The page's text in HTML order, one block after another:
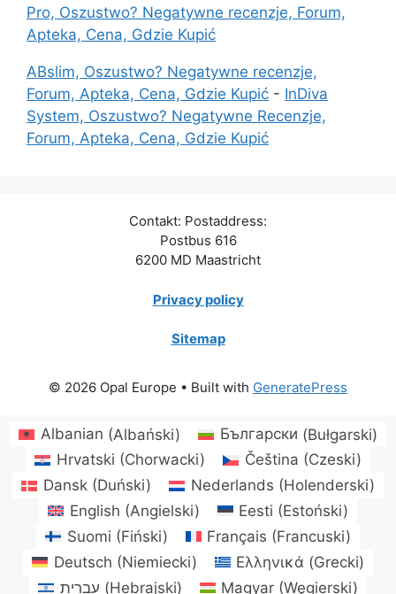
Pro, Oszustwo? Negatywne recenzje, Forum,
Apteka, Cena, Gdzie Kupić
ABslim, Oszustwo? Negatywne recenzje,
Forum, Apteka, Cena, Gdzie Kupić - InDiva
System, Oszustwo? Negatywne Recenzje,
Forum, Apteka, Cena, Gdzie Kupić
Contakt: Postaddress:
Postbus 616
6200 MD Maastricht
Privacy policy
Sitemap
© 2026 Opal Europe • Built with GeneratePress
Albanian (Albański) Български (Bułgarski)
Hrvatski (Chorwacki) Čeština (Czeski)
Dansk (Duński) Nederlands (Holenderski)
English (Angielski) Eesti (Estoński)
Suomi (Fiński) Français (Francuski)
Deutsch (Niemiecki) Ελληνικά (Grecki)
עברית (Hebrajski) Magyar (Węgierski)